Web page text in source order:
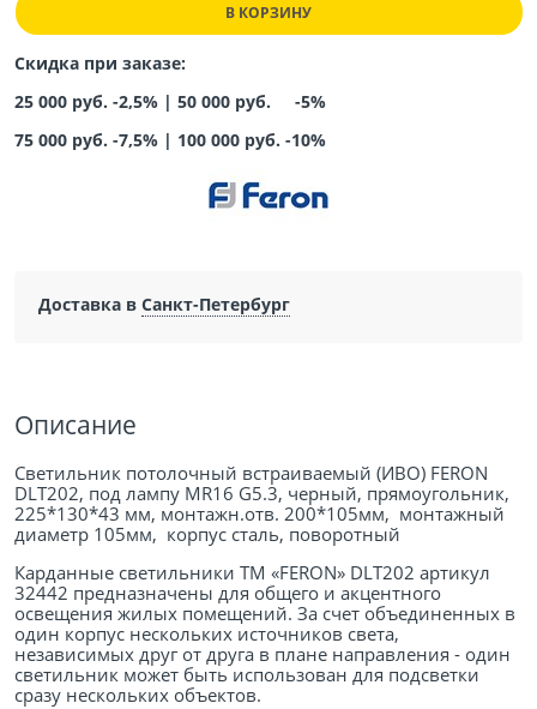
В КОРЗИНУ
Скидка при заказе:
25 000 руб. -2,5% | 50 000 руб. -5%
75 000 руб. -7,5% | 100 000 руб. -10%
Доставка в Санкт-Петербург
Описание
Светильник потолочный встраиваемый (ИВО) FERON
DLT202, под лампу MR16 G5.3, черный, прямоугольник,
225*130*43 мм, монтажн.отв. 200*105мм, монтажный
диаметр 105мм, корпус сталь, поворотный
Карданные светильники ТМ «FERON» DLT202 артикул
32442 предназначены для общего и акцентного
освещения жилых помещений. За счет объединенных в
один корпус нескольких источников света,
независимых друг от друга в плане направления - один
светильник может быть использован для подсветки
сразу нескольких объектов.